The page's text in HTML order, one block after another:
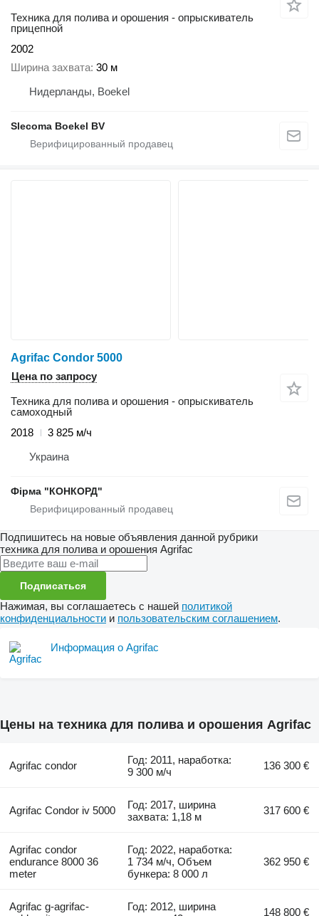
Техника для полива и орошения - опрыскиватель
прицепной
2002
Ширина захвата 30 м
Нидерланды, Boekel
Slecoma Boekel BV
Agrifac Condor 5000
Цена по запросу
Техника для полива и орошения - опрыскиватель
самоходный
2018
3 825 м/ч
Украина
Фірма "КОНКОРД"
Подпишитесь на новые объявления данной рубрики
техника для полива и орошения Agrifac
Подписаться
Нажимая, вы соглашаетесь с нашей политикой
конфиденциальности и пользовательским соглашением.
Информация о Agrifac
Цены на техника для полива и орошения Agrifac
Agrifac condor
Год: 2011, наработка:
9 300 м/ч
136 300 €
Agrifac Condor iv 5000
Год: 2017, ширина
захвата: 1,18 м
317 600 €
Agrifac condor
endurance 8000 36
meter
Год: 2022, наработка:
1 734 м/ч, Объем
бункера: 8 000 л
362 950 €
Agrifac g-agrifac-
Год: 2012, ширина
148 800 €